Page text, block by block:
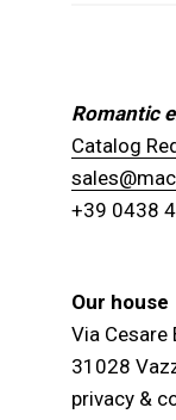
Romantic
Catalog
+39 0438
Our house
Via
31028
privacy &